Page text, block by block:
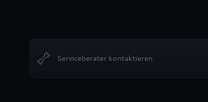
Serviceberater kontaktieren